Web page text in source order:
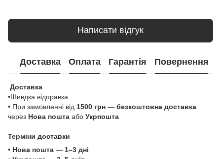
Написати відгук
Доставка Оплата Гарантія Повернення
Доставка
•Шивдка відправка
• При замовленні від 1500 грн — безкоштовна доставка
через Нова пошта або Укрпошта
Терміни доставки
• Нова пошта — 1–3 дні